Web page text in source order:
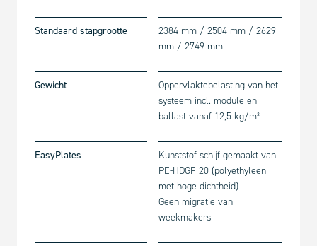
Standaard stapgrootte
2384 mm / 2504 mm / 2629
mm / 2749 mm
Gewicht
Oppervlaktebelasting van het
systeem incl. module en
ballast vanaf 12,5 kg/m²
EasyPlates
Kunststof schijf gemaakt van
PE-HDGF 20 (polyethyleen
met hoge dichtheid)
Geen migratie van
weekmakers